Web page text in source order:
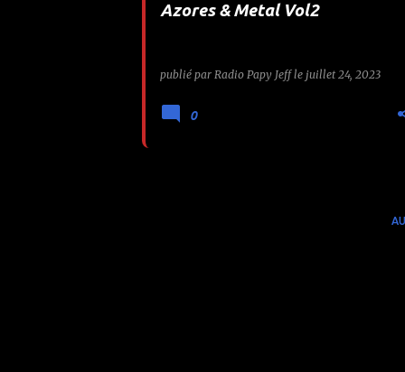
Azores & Metal Vol2
publié par Radio Papy Jeff le juillet 24, 2023
0